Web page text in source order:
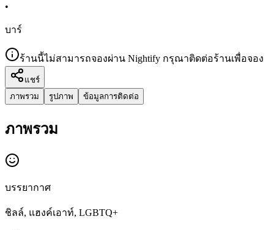
•
บาร์
ร้านนี้ไม่สามารถจองผ่าน Nightify กรุณาติดต่อร้านเพื่อจอง
แชร์
ภาพรวม
รูปภาพ ข้อมูลการติดต่อ
ภาพรวม
บรรยากาศ
ชิลล์, แฮงค์เอาท์, LGBTQ+